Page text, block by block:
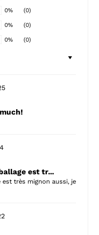
0% (0)
0% (0)
0% (0)
est tr...
est très mignon aussi, je